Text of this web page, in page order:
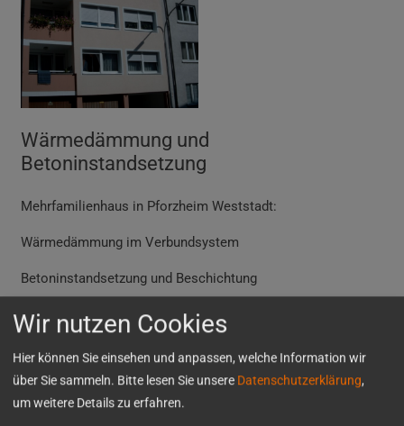
Wärmedämmung und
Betoninstandsetzung
Mehrfamilienhaus in Pforzheim Weststadt:
Wärmedämmung im Verbundsystem
Betoninstandsetzung und Beschichtung
Fassadenrenovierung Eternitdachbeschichtung
Wir nutzen Cookies
Hier können Sie einsehen und anpassen, welche Information wir
über Sie sammeln. Bitte lesen Sie unsere Datenschutzerklärung,
um weitere Details zu erfahren.